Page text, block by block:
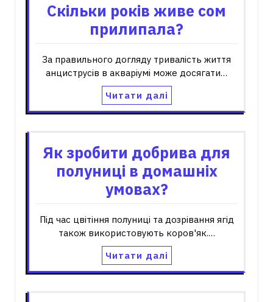
Скільки років живе сом
прилипала?
За правильного догляду тривалість життя
анциструсів в акваріумі може досягати…
Читати далі
Як зробити добрива для
полуниці в домашніх
умовах?
Під час цвітіння полуниці та дозрівання ягід
також використовують коров'як.…
Читати далі